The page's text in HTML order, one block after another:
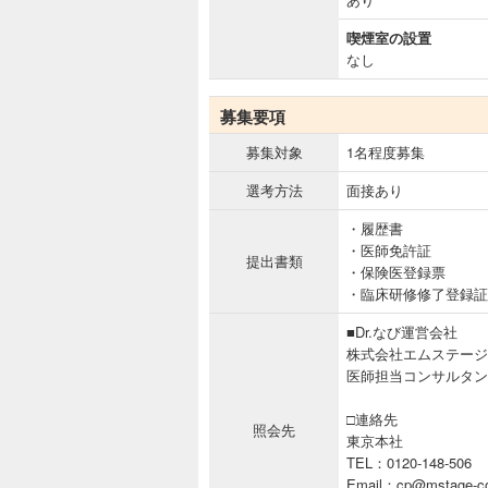
喫煙室の設置
なし
募集要項
募集対象
1名程度募集
選考方法
面接あり
提出書類
・履歴書
・医師免許証
・保険医登録票
・臨床研修修了登録証
照会先
■Dr.なび運営会社
株式会社エムステージ
医師担当コンサルタ
□連絡先
東京本社
TEL：0120-148-506